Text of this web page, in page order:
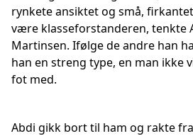
rynkete ansiktet og små,
være klasseforstanderen, tenkte
Martinsen. Ifølge de andre han
han en streng type, en man ikke
fot med.
Abdi gikk bort til ham og rakte